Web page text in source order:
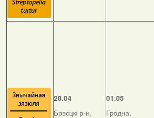
28.04
Брэсцкі р-н,
01.05
Гродна,